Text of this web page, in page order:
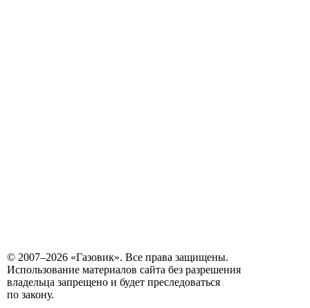
© 2007–2026 «Газовик». Все права защищены.
Использование материалов сайта без разрешения
владельца запрещено и будет преследоваться
по закону.